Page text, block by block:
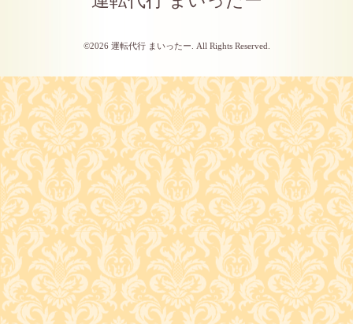
©2026 運転代行 まいったー . All Rights Reserved.